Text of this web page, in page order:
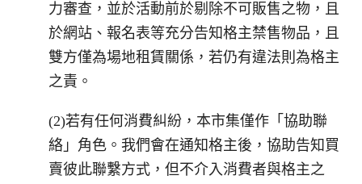
力審查，並於活動前於剔除不可販售之物，且
於網站、報名表等充分告知格主禁售物品，且
雙方僅為場地租賃關係，若仍有違法則為格主
之責。
(2)若有任何消費糾紛，本市集僅作「協助聯
絡」角色。我們會在通知格主後，協助告知買
賣彼此聯繫方式，但不介入消費者與格主之